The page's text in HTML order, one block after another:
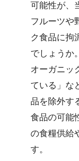
可能性が、
フルーツや
ク食品に拘
でしょうか。
オーガニッ
ている」な
品を除外す
食品の可能
の食糧供給
す。